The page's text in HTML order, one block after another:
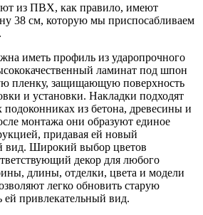
из ПВХ, как правило, имеют
38 см, которую мы приспосабливаем
иметь профиль из ударопрочного
ламинат под шпон
пленку, защищающую поверхность
и установки. Накладки подходят
подоконниках из бетона, древесины и
монтажа они образуют единое
придавая ей новый
вид. Широкий выбор цветов
декор для любого
длины, отделки, цвета и модели
легко обновить старую
ей привлекательный вид.